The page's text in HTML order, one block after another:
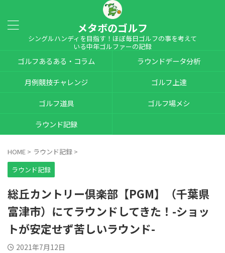
メタボのゴルフ
シングルハンディを目指す！ほぼ毎日ゴルフの事を考えて
いる中年ゴルファーの記録
ゴルフあるある・コラム
ラウンドデータ分析
月例競技チャレンジ
ゴルフ上達
ゴルフ道具
ゴルフ場メシ
ラウンド記録
HOME > ラウンド記録 >
ラウンド記録
総丘カントリー倶楽部【PGM】（千葉県
富津市）にてラウンドしてきた！-ショッ
トが安定せず苦しいラウンド-
2021年7月12日